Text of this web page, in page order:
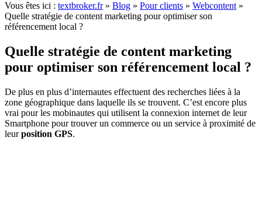
Vous êtes ici : textbroker.fr» Blog » Pour clients » Webcontent »
Quelle stratégie de content marketing pour optimiser son
référencement local ?
Quelle stratégie de content marketing
pour optimiser son référencement local ?
De plus en plus d’internautes effectuent des recherches liées à la
zone géographique dans laquelle ils se trouvent. C’est encore plus
vrai pour les mobinautes qui utilisent la connexion internet de leur
Smartphone pour trouver un commerce ou un service à proximité de
leurposition GPS.